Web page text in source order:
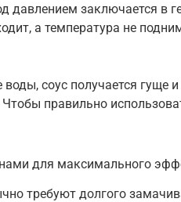
заключается в
а температура не
соус получается гуще
правильно
для максимального
требуют долгого